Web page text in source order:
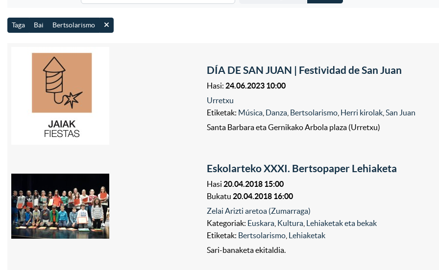
Taga Bai Bertsolarismo
DÍA DE SAN JUAN | Festividad de San Juan
Hasi: 24.06.2023 10:00
Urretxu
Etiketak: Música Danza Bertsolarismo Herri kirolak ,San Juan
Santa Barbara eta Gernikako Arbola plaza (Urretxu)
Eskolarteko XXXI. Bertsopaper Lehiaketa
Hasi 20.04.2018 15:00
Bukatu 20.04.2018 16:00
Zelai Arizti aretoa (Zumarraga)
Kategoriak: Euskara Kultura Lehiaketak eta bekak
Etiketak: Bertsolarismo Lehiaketak
Sari-banaketa ekitaldia.